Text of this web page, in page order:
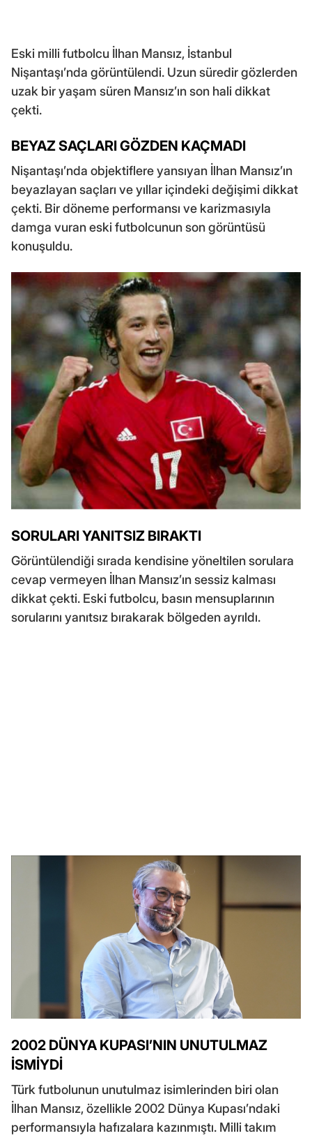
Eski milli futbolcu İlhan Mansız, İstanbul
Nişantaşı’nda görüntülendi. Uzun süredir gözlerden
uzak bir yaşam süren Mansız’ın son hali dikkat
çekti.
BEYAZ SAÇLARI GÖZDEN KAÇMADI
Nişantaşı’nda objektiflere yansıyan İlhan Mansız’ın
beyazlayan saçları ve yıllar içindeki değişimi dikkat
çekti. Bir döneme performansı ve karizmasıyla
damga vuran eski futbolcunun son görüntüsü
konuşuldu.
SORULARI YANITSIZ BIRAKTI
Görüntülendiği sırada kendisine yöneltilen sorulara
cevap vermeyen İlhan Mansız’ın sessiz kalması
dikkat çekti. Eski futbolcu, basın mensuplarının
sorularını yanıtsız bırakarak bölgeden ayrıldı.
2002 DÜNYA KUPASI’NIN UNUTULMAZ
İSMİYDİ
Türk futbolunun unutulmaz isimlerinden biri olan
İlhan Mansız, özellikle 2002 Dünya Kupası’ndaki
performansıyla hafızalara kazınmıştı. Milli takım